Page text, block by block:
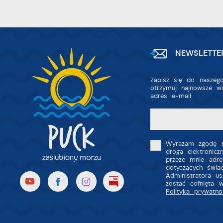
Zapisz się do
otrzymuj najnowsze
adres e-mail
Wyrażam zgodę
drogą
przeze mnie
dotyczących
Administratora
zostać cofnięta
Polityka